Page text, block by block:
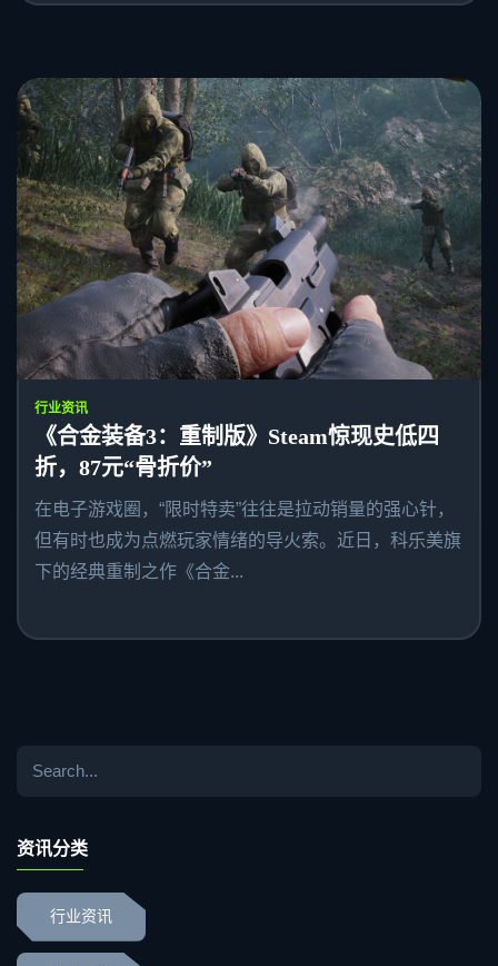
行业资讯
《合金装备3：重制版》Steam惊现史低四
折，87元“骨折价”
在电子游戏圈，“限时特卖”往往是拉动销量的强心针，
但有时也成为点燃玩家情绪的导火索。近日，科乐美旗
下的经典重制之作《合金...
资讯分类
行业资讯